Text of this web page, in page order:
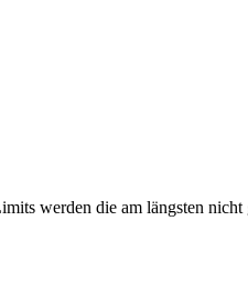
werden die am längsten nicht